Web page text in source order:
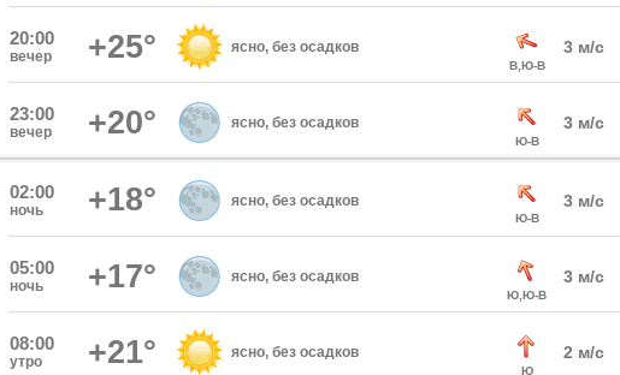
20:00
вечер +25° ясно, без осадков
В,Ю-В
3 м/с
23:00
вечер +20° ясно, без осадков
Ю-В
3 м/с
02:00
ночь +18° ясно, без осадков
Ю-В
3 м/с
05:00
ночь +17° ясно, без осадков
Ю,Ю-В
3 м/с
08:00
утро +21° ясно, без осадков
Ю
2 м/с